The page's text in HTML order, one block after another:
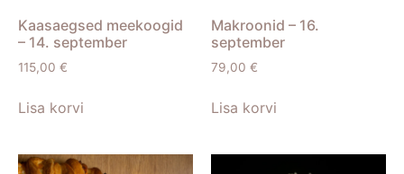
Kaasaegsed meekoogid
– 14. september
115,00 €
Lisa korvi
Makroonid – 16.
september
79,00 €
Lisa korvi